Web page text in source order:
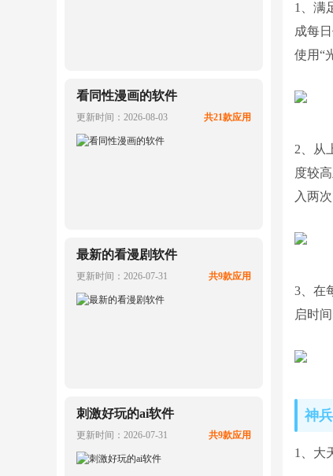
看同性漫画的软件
更新时间：2026-08-03 共21款应用
最新的看漫剧软件
更新时间：2026-07-31 共9款应用
刺激好玩的ai软件
更新时间：2026-07-31 共9款应用
1、满
成每
使用“
2、从
度较
入两
3、在
启时
神
1、大